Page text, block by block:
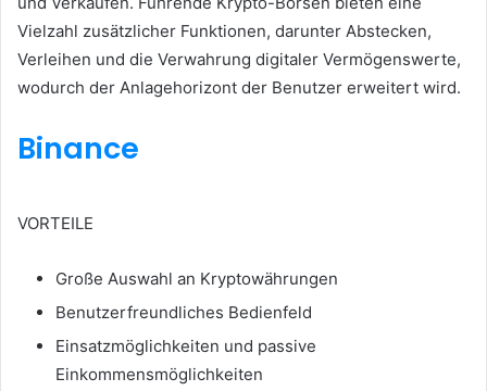
Vielzahl zusätzlicher Funktionen, darunter Abstecken,
Verleihen und die Verwahrung digitaler Vermögenswerte,
wodurch der Anlagehorizont der Benutzer erweitert wird.
Binance
VORTEILE
Große Auswahl an Kryptowährungen
Benutzerfreundliches Bedienfeld
Einsatzmöglichkeiten und passive
Einkommensmöglichkeiten